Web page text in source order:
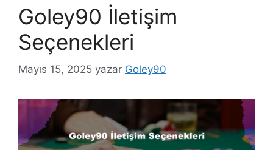
Goley90 İletişim
Seçenekleri
Mayıs 15, 2025 yazar Goley90